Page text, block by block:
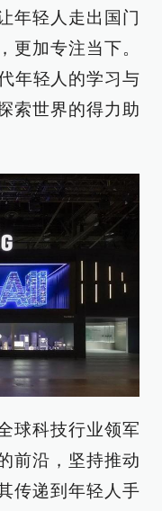
年轻人走出国门
更加专注当下。
年轻人的学习与
索世界的得力助
球科技行业领军
前沿，坚持推动
传递到年轻人手